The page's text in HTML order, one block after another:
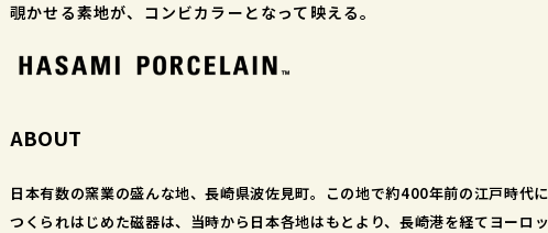
覗かせる素地が、コンビカラーとなって映える。
ABOUT
日本有数の窯業の盛んな地、長崎県波佐見町。この地で約400年前の江戸時代に
つくられはじめた磁器は、当時から日本各地はもとより、長崎港を経てヨーロッ